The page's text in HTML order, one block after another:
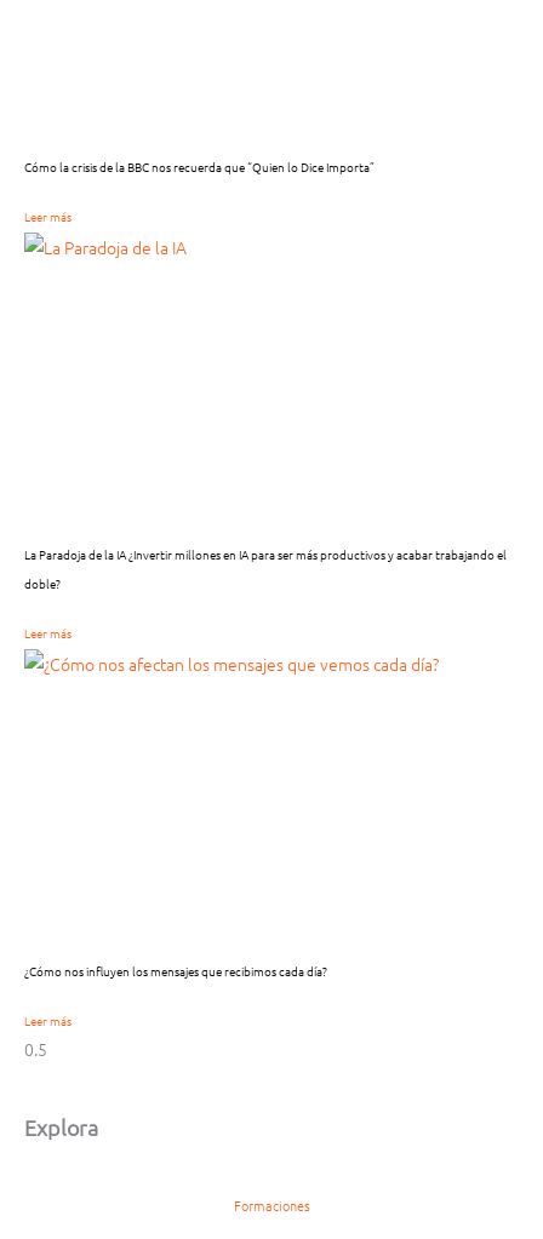
Cómo la crisis de la BBC nos recuerda que “Quien lo Dice Importa”
Leer más
La Paradoja de la IA ¿Invertir millones en IA para ser más productivos y acabar trabajando el
doble?
Leer más
¿Cómo nos influyen los mensajes que recibimos cada día?
Leer más
Explora
Formaciones